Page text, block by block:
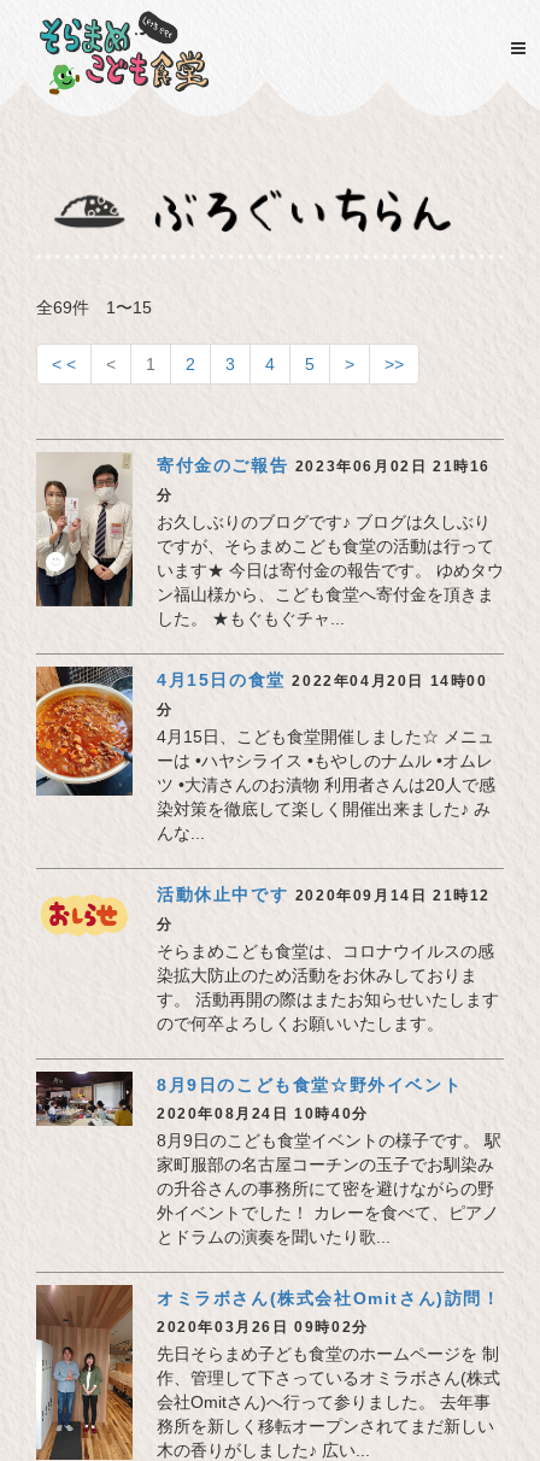
全69件 1〜15
< < < 1 2 3 4 5 > >>
寄付金のご報告 2023年06月02日 21時16
分
お久しぶりのブログです♪ ブログは久しぶり
ですが、そらまめこども食堂の活動は行って
います★ 今日は寄付金の報告です。 ゆめタウ
ン福山様から、こども食堂へ寄付金を頂きま
した。 ★もぐもぐチャ...
4月15日の食堂 2022年04月20日 14時00
分
4月15日、こども食堂開催しました☆︎ メニュ
ーは •ハヤシライス •もやしのナムル •オムレ
ツ •大清さんのお漬物 利用者さんは20人で感
染対策を徹底して楽しく開催出来ました♪ み
んな...
活動休止中です 2020年09月14日 21時12
分
そらまめこども食堂は、コロナウイルスの感
染拡大防止のため活動をお休みしておりま
す。 活動再開の際はまたお知らせいたします
ので何卒よろしくお願いいたします。
8月9日のこども食堂☆野外イベント
2020年08月24日 10時40分
8月9日のこども食堂イベントの様子です。 駅
家町服部の名古屋コーチンの玉子でお馴染み
の升谷さんの事務所にて密を避けながらの野
外イベントでした！ カレーを食べて、ピアノ
とドラムの演奏を聞いたり歌...
オミラボさん(株式会社Omitさん)訪問！
2020年03月26日 09時02分
先日そらまめ子ども食堂のホームページを 制
作、管理して下さっているオミラボさん(株式
会社Omitさん)へ行って参りました。 去年事
務所を新しく移転オープンされてまだ新しい
木の香りがしました♪ 広い...